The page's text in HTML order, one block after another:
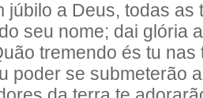
júbilo a Deus, todas as
seu nome; dai glória
tremendo és tu nas
poder se submeterão